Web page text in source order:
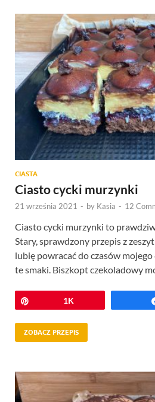
CIASTA
Ciasto cycki murzynki
21 września 2021 - by Kasia - 12
Ciasto cycki murzynki to
Stary, sprawdzony przepis z
lubię powracać do czasów
te smaki. Biszkopt czekoladowy
Przypnij1K
ZOBACZ PRZEPIS